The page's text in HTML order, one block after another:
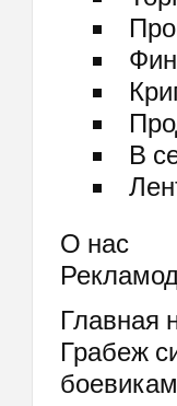
В
О нас
Главная
Грабеж